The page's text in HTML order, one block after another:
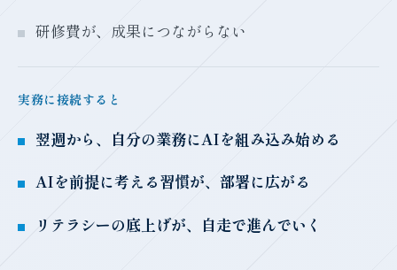
研修費が、成果につながらない
実務に接続すると
翌週から、自分の業務にAIを組み込み始める
AIを前提に考える習慣が、部署に広がる
リテラシーの底上げが、自走で進んでいく